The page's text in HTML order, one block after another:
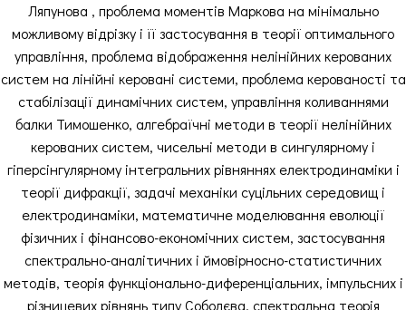
Ляпунова , проблема моментів Маркова на мінімально
можливому відрізку і її застосування в теорії оптимального
управління, проблема відображення нелінійних керованих
систем на лінійні керовані системи, проблема керованості та
стабілізації динамічних систем, управління коливаннями
балки Тимошенко, алгебраїчні методи в теорії нелінійних
керованих систем, чисельні методи в сингулярному і
гіперсінгулярному інтегральних рівняннях електродинаміки і
теорії дифракції, задачі механіки суцільних середовищ і
електродинаміки, математичне моделювання еволюції
фізичних і фінансово-економічних систем, застосування
спектрально-аналітичних і ймовірносно-статистичних
методів, теорія функціонально-диференціальних, імпульсних і
різницевих рівнянь типу Соболєва, спектральна теорія